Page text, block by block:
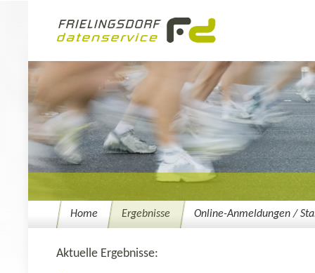
Home Ergebnisse Online-Anmeldungen /
Aktuelle Ergebnisse: